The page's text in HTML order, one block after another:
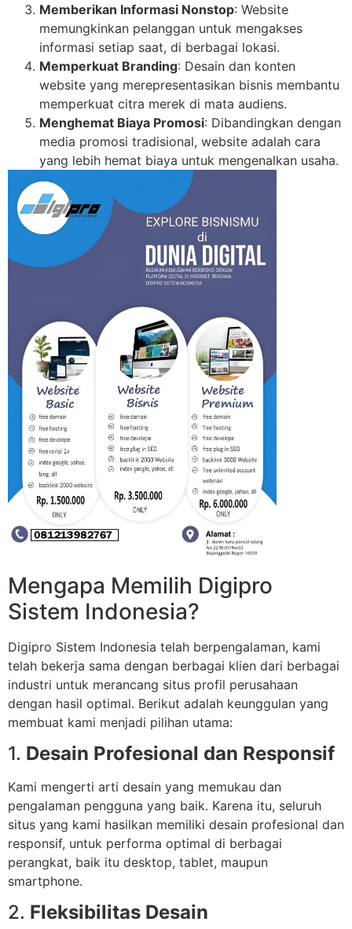
Memberikan Informasi Nonstop: Website
memungkinkan pelanggan untuk mengakses
informasi setiap saat, di berbagai lokasi.
Memperkuat Branding: Desain dan konten
website yang merepresentasikan bisnis membantu
memperkuat citra merek di mata audiens.
Menghemat Biaya Promosi: Dibandingkan dengan
media promosi tradisional, website adalah cara
yang lebih hemat biaya untuk mengenalkan usaha.
Mengapa Memilih Digipro
Sistem Indonesia?
Digipro Sistem Indonesia telah berpengalaman, kami
telah bekerja sama dengan berbagai klien dari berbagai
industri untuk merancang situs profil perusahaan
dengan hasil optimal. Berikut adalah keunggulan yang
membuat kami menjadi pilihan utama:
1. Desain Profesional dan Responsif
Kami mengerti arti desain yang memukau dan
pengalaman pengguna yang baik. Karena itu, seluruh
situs yang kami hasilkan memiliki desain profesional dan
responsif, untuk performa optimal di berbagai
perangkat, baik itu desktop, tablet, maupun
smartphone.
2. Fleksibilitas Desain